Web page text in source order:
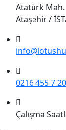
Atatürk Mah.
Ataşehir /
0216 455 7
Çalışma